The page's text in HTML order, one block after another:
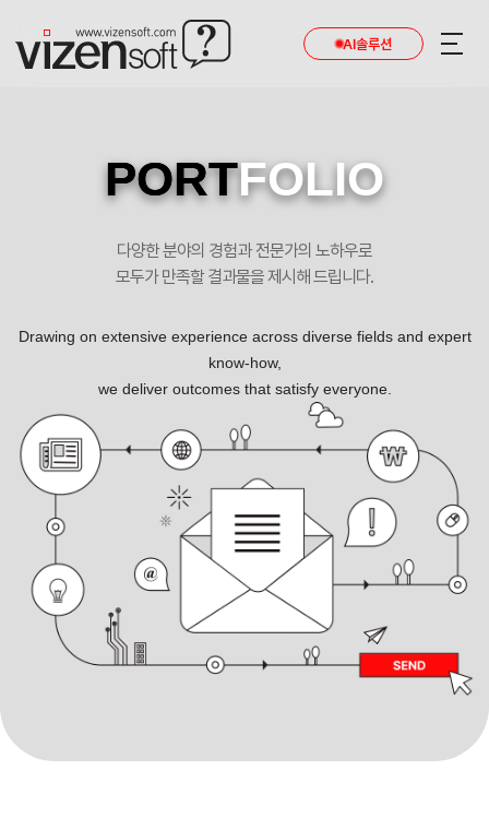
AI솔루션
15년간의 두드러기 연구 두기한의원 모바일 리뉴얼 포트폴리오
PORTFOLIO
다양한 분야의 경험과 전문가의 노하우로
모두가 만족할 결과물을 제시해 드립니다.
Drawing on extensive experience across diverse fields and expert
know-how,
we deliver outcomes that satisfy everyone.